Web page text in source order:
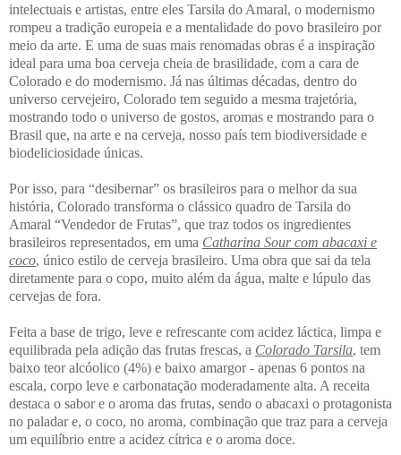
intelectuais e artistas, entre eles Tarsila do Amaral, o modernismo
rompeu a tradição europeia e a mentalidade do povo brasileiro por
meio da arte. E uma de suas mais renomadas obras é a inspiração
ideal para uma boa cerveja cheia de brasilidade, com a cara de
Colorado e do modernismo. Já nas últimas décadas, dentro do
universo cervejeiro, Colorado tem seguido a mesma trajetória,
mostrando todo o universo de gostos, aromas e mostrando para o
Brasil que, na arte e na cerveja, nosso país tem biodiversidade e
biodeliciosidade únicas.
Por isso, para “desibernar” os brasileiros para o melhor da sua
história, Colorado transforma o clássico quadro de Tarsila do
Amaral “Vendedor de Frutas”, que traz todos os ingredientes
brasileiros representados, em uma Catharina Sour com abacaxi e
coco, único estilo de cerveja brasileiro. Uma obra que sai da tela
diretamente para o copo, muito além da água, malte e lúpulo das
cervejas de fora.
Feita a base de trigo, leve e refrescante com acidez láctica, limpa e
equilibrada pela adição das frutas frescas, a Colorado Tarsila, tem
baixo teor alcóolico (4%) e baixo amargor - apenas 6 pontos na
escala, corpo leve e carbonatação moderadamente alta. A receita
destaca o sabor e o aroma das frutas, sendo o abacaxi o protagonista
no paladar e, o coco, no aroma, combinação que traz para a cerveja
um equilíbrio entre a acidez cítrica e o aroma doce.